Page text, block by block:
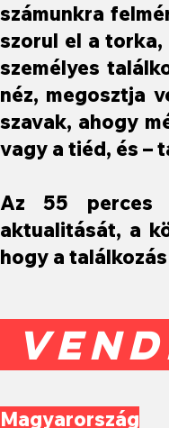
számunkra
szorul el a
személyes
néz, megosztja
szavak, ahogy
vagy a tiéd, és –
Az 55 perces
aktualitását, a
hogy a
Magyarország